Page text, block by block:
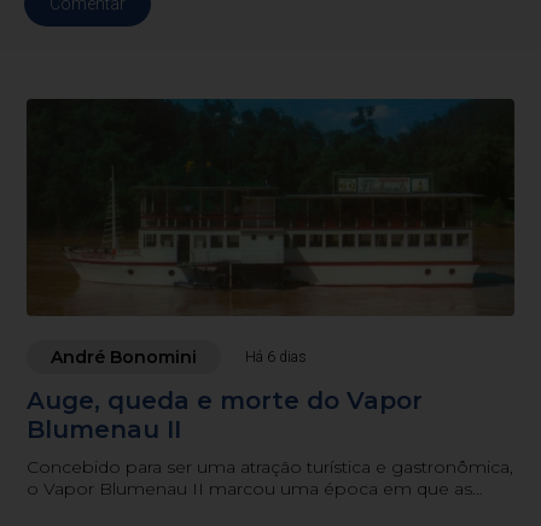
André Bonomini Há 6 dias
Auge, queda e morte do Vapor
Blumenau II
Concebido para ser uma atração turística e gastronômica,
o Vapor Blumenau II marcou uma época em que as